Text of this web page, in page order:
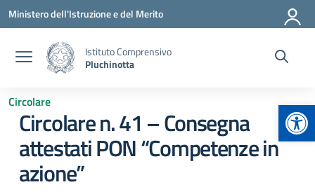
Vai ai contenuti
Vai al menu di navigazione
Vai al footer
Ministero dell'Istruzione e del Merito
Istituto Comprensivo
Pluchinotta
Circolare
Circolare n. 41 – Consegna
attestati PON “Competenze in
azione”